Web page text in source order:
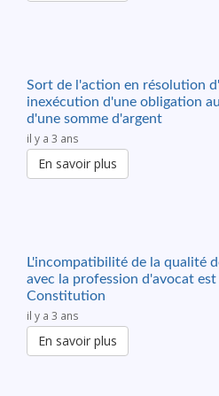
Sort de l'action en résolution
inexécution d'une obligation
d'une somme d'argent
il y a 3 ans
En savoir plus
L'incompatibilité de la qualité
avec la profession d'avocat
Constitution
il y a 3 ans
En savoir plus